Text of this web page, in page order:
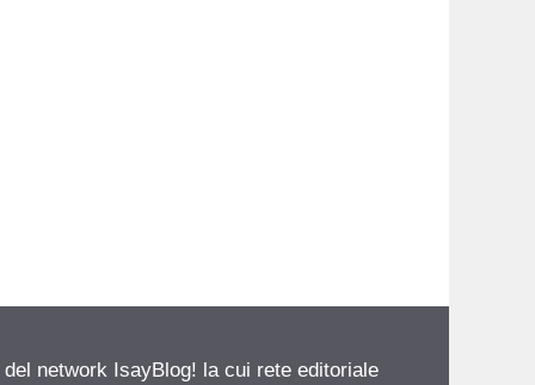
del network IsayBlog! la cui rete editoriale